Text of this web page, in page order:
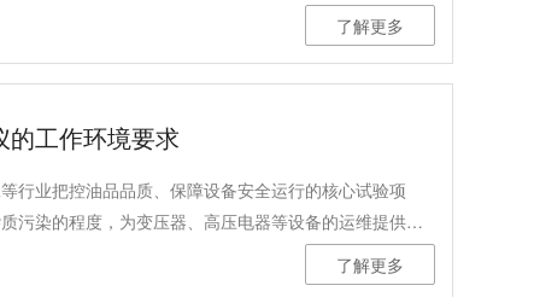
绝缘油的耐压性能，设备测量精度达±3%，可满足工业
境、设备、操作要素会直接影响测试数据的准确性与重
了解更多
的工作环境要求
行业把控油品品质、保障设备安全运行的核心试验项
污染的程度，为变压器、高压电器等设备的运维提供精
电强度测试仪（3杯）严格遵循GB/T507、DL/T429.9行
制系统，实现高精度、标准化油品检测，适配多场景常
了解更多